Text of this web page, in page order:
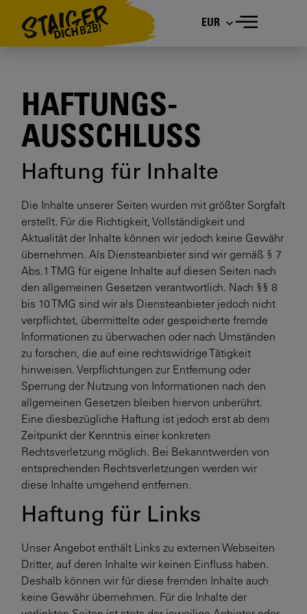
EUR
HAFTUNGS­
AUSSCHLUSS
Haftung für Inhalte
Die Inhalte unserer Seiten wurden mit größter Sorgfalt
erstellt. Für die Richtigkeit, Vollständigkeit und
Aktualität der Inhalte können wir jedoch keine Gewähr
übernehmen. Als Diensteanbieter sind wir gemäß § 7
Abs.1 TMG für eigene Inhalte auf diesen Seiten nach
den allgemeinen Gesetzen verantwortlich. Nach §§ 8
bis 10 TMG sind wir als Diensteanbieter jedoch nicht
verpflichtet, übermittelte oder gespeicherte fremde
Informationen zu überwachen oder nach Umständen
zu forschen, die auf eine rechtswidrige Tätigkeit
hinweisen. Verpflichtungen zur Entfernung oder
Sperrung der Nutzung von Informationen nach den
allgemeinen Gesetzen bleiben hiervon unberührt.
Eine diesbezügliche Haftung ist jedoch erst ab dem
Zeitpunkt der Kenntnis einer konkreten
Rechtsverletzung möglich. Bei Bekanntwerden von
entsprechenden Rechtsverletzungen werden wir
diese Inhalte umgehend entfernen.
Haftung für Links
Unser Angebot enthält Links zu externen Webseiten
Dritter, auf deren Inhalte wir keinen Einfluss haben.
Deshalb können wir für diese fremden Inhalte auch
keine Gewähr übernehmen. Für die Inhalte der